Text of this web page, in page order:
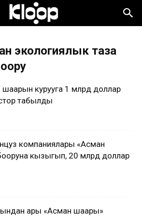
экологиялык таза
шаарын курууга 1 млрд доллар
табылды
компаниялары «Асман
кызыгып, 20 млрд доллар
ары «Асман шаары»